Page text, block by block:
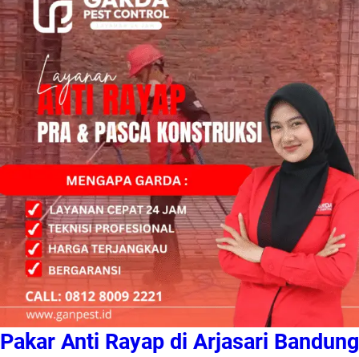
Pakar Anti Rayap di Arjasari Bandung